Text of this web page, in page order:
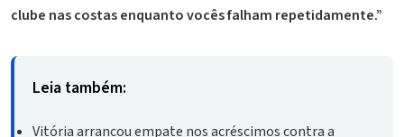
clube nas costas enquanto vocês falham repetidamente.”
Leia também:
Vitória arrancou empate nos acréscimos contra a